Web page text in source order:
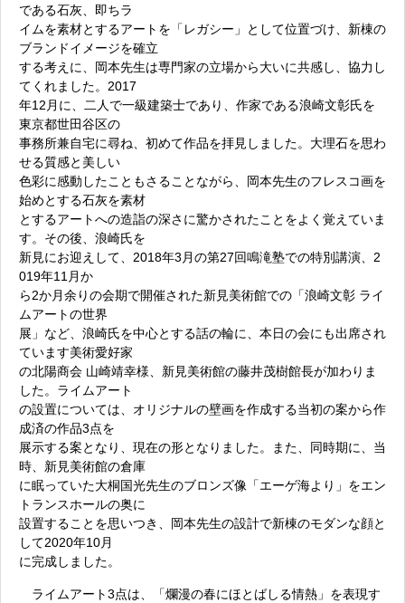
である石灰、即ちラ
イムを素材とするアートを「レガシー」として位置づけ、新棟の
ブランドイメージを確立
する考えに、岡本先生は専門家の立場から大いに共感し、協力し
てくれました。2017
年12月に、二人で一級建築士であり、作家である浪崎文彰氏を
東京都世田谷区の
事務所兼自宅に尋ね、初めて作品を拝見しました。大理石を思わ
せる質感と美しい
色彩に感動したこともさることながら、岡本先生のフレスコ画を
始めとする石灰を素材
とするアートへの造詣の深さに驚かされたことをよく覚えていま
す。その後、浪崎氏を
新見にお迎えして、2018年3月の第27回鳴滝塾での特別講演、2
019年11月か
ら2か月余りの会期で開催された新見美術館での「浪崎文彰 ライ
ムアートの世界
展」など、浪崎氏を中心とする話の輪に、本日の会にも出席され
ています美術愛好家
の北陽商会 山崎靖幸様、新見美術館の藤井茂樹館長が加わりま
した。ライムアート
の設置については、オリジナルの壁画を作成する当初の案から作
成済の作品3点を
展示する案となり、現在の形となりました。また、同時期に、当
時、新見美術館の倉庫
に眠っていた大桐国光先生のブロンズ像「エーゲ海より」をエン
トランスホールの奥に
設置することを思いつき、岡本先生の設計で新棟のモダンな顔と
して2020年10月
に完成しました。
ライムアート3点は、「爛漫の春にほとばしる情熱」を表現す